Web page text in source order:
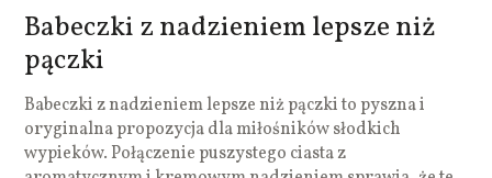
Babeczki z nadzieniem lepsze niż
pączki
Babeczki z nadzieniem lepsze niż pączki to pyszna i
oryginalna propozycja dla miłośników słodkich
wypieków. Połączenie puszystego ciasta z